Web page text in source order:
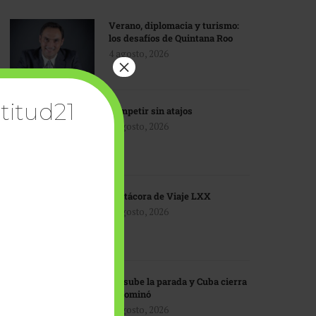
Verano, diplomacia y turismo:
los desafíos de Quintana Roo
4 agosto, 2026
Competir sin atajos
4 agosto, 2026
Bitácora de Viaje LXX
3 agosto, 2026
EU sube la parada y Cuba cierra
el dominó
3 agosto, 2026
×